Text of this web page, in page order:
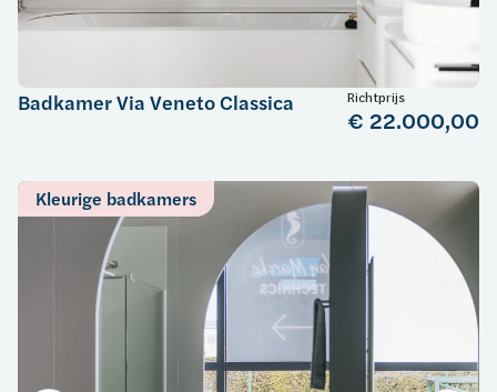
Badkamer Via Veneto Classica Richtprijs
€ 22.000,00
Kleurige badkamers